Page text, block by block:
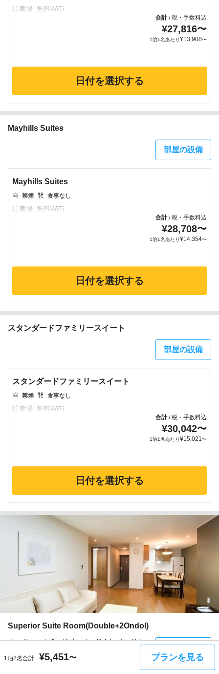
1泊2名合計 ¥5,451〜 プランを見る
合計/税・手数料込
¥27,816〜
1泊1名あたり¥13,908〜
日付を選択する
Mayhills Suites
部屋の設備
Mayhills Suites
禁煙 食事なし
合計/税・手数料込
¥28,708〜
1泊1名あたり¥14,354〜
日付を選択する
スタンダードファミリースイート
部屋の設備
スタンダードファミリースイート
禁煙 食事なし
合計/税・手数料込
¥30,042〜
1泊1名あたり¥15,021〜
日付を選択する
Superior Suite Room(Double+2Ondol)
ベッドルーム 2: :ダブルベッド 1台;ベッドルー
部屋の設備